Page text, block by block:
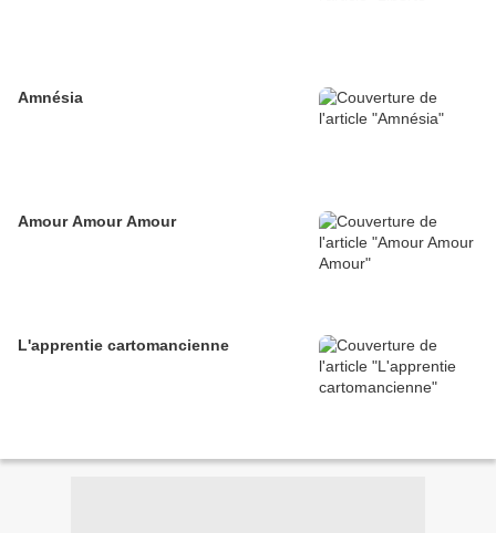
Amnésia
Amour Amour Amour
L'apprentie cartomancienne